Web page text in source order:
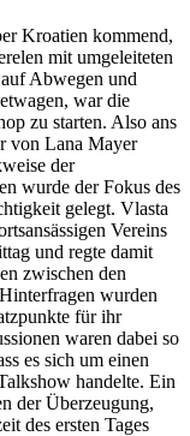
Kroatien kommend,
mit umgeleiteten
Abwegen und
war die
zu starten. Also ans
von Lana Mayer
der
wurde der Fokus des
gelegt. Vlasta
Vereins
und regte damit
zwischen den
wurden
für ihr
waren dabei so
es sich um einen
handelte. Ein
der Überzeugung,
des ersten Tages